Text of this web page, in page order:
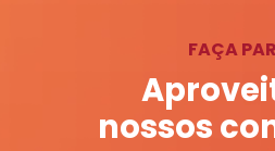
FAÇA
nossos